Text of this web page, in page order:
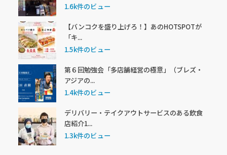
1.6k件のビュー
【バンコクを盛り上げろ！】あのHOTSPOTが
「キ...
1.5k件のビュー
第６回勉強会「多店舗経営の極意」（ブレズ・
アジアの...
1.4k件のビュー
デリバリー・テイクアウトサービスのある飲食
店紹介1...
1.3k件のビュー